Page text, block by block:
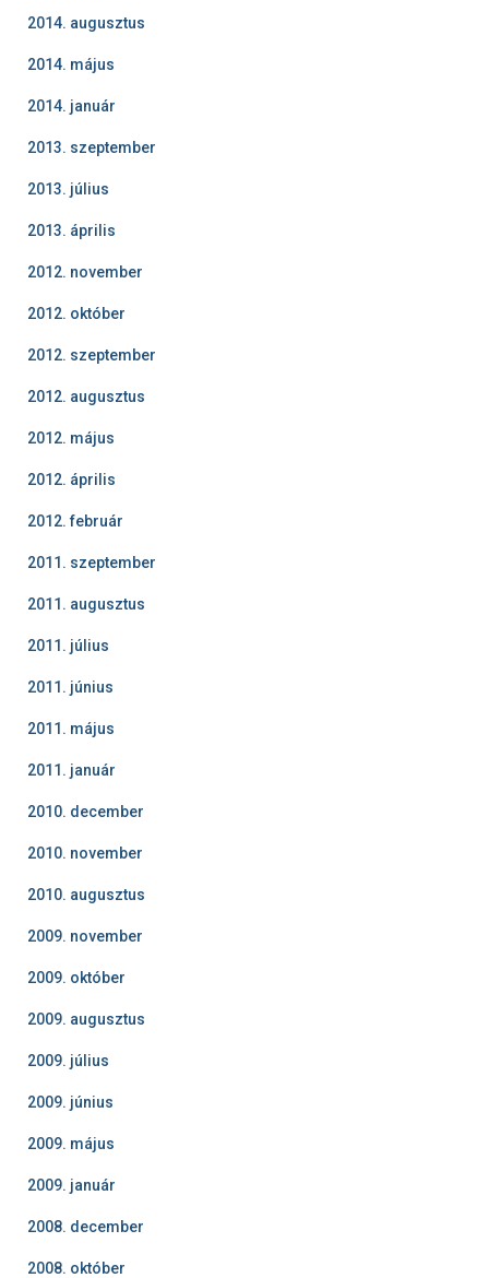
2014. augusztus
2014. május
2014. január
2013. szeptember
2013. július
2013. április
2012. november
2012. október
2012. szeptember
2012. augusztus
2012. május
2012. április
2012. február
2011. szeptember
2011. augusztus
2011. július
2011. június
2011. május
2011. január
2010. december
2010. november
2010. augusztus
2009. november
2009. október
2009. augusztus
2009. július
2009. június
2009. május
2009. január
2008. december
2008. október